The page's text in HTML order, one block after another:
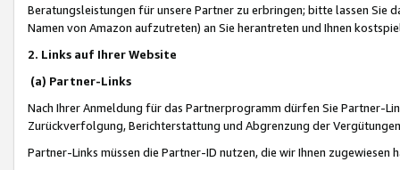
Beratungsleistungen für unsere Partner zu erbringen; bitte lassen Sie
Namen von Amazon aufzutreten) an Sie herantreten und Ihnen
2. Links auf Ihrer Website
(a) Partner-Links
Nach Ihrer Anmeldung für das Partnerprogramm dürfen Sie Partner-
Zurückverfolgung, Berichterstattung und Abgrenzung der
Partner-Links müssen die Partner-ID nutzen, die wir Ihnen zugewiesen